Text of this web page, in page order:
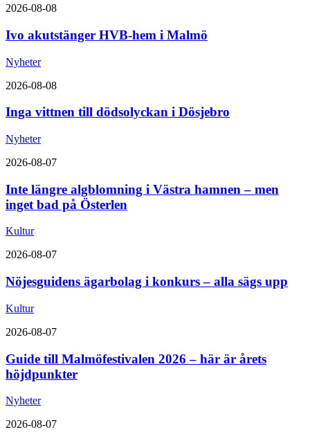
2026-08-08
Ivo akutstänger HVB-hem i Malmö
Nyheter
2026-08-08
Inga vittnen till dödsolyckan i Dösjebro
Nyheter
2026-08-07
Inte längre algblomning i Västra hamnen – men
inget bad på Österlen
Kultur
2026-08-07
Nöjesguidens ägarbolag i konkurs – alla sägs upp
Kultur
2026-08-07
Guide till Malmöfestivalen 2026 – här är årets
höjdpunkter
Nyheter
2026-08-07